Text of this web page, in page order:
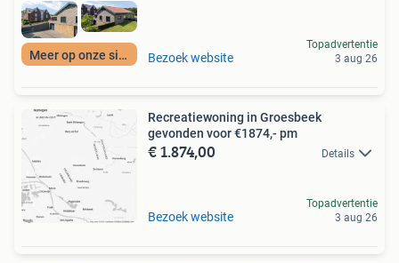
Meer op onze site Bezoek website
Topadvertentie
3 aug 26
Recreatiewoning in Groesbeek
gevonden voor €1874,- pm
€ 1.874,00 Details
Bezoek website
Topadvertentie
3 aug 26